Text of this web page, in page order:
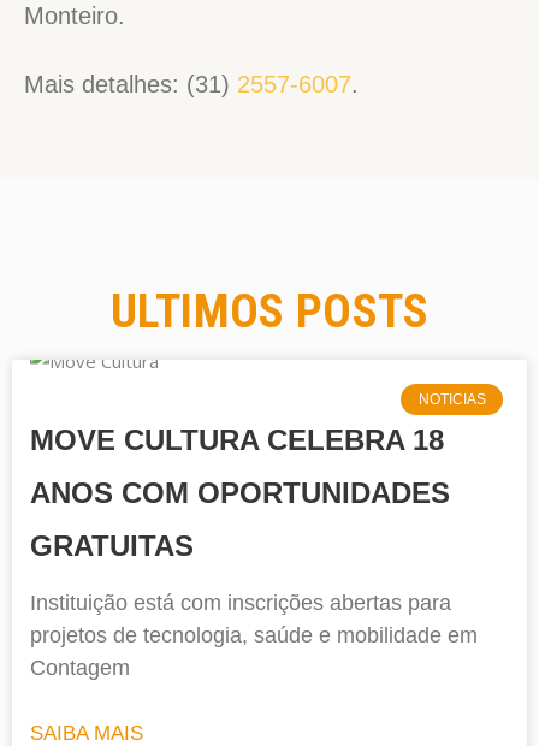
Monteiro.
Mais detalhes: (31) 2557-6007.
ULTIMOS POSTS
NOTICIAS
MOVE CULTURA CELEBRA 18
ANOS COM OPORTUNIDADES
GRATUITAS
Instituição está com inscrições abertas para
projetos de tecnologia, saúde e mobilidade em
Contagem
SAIBA MAIS